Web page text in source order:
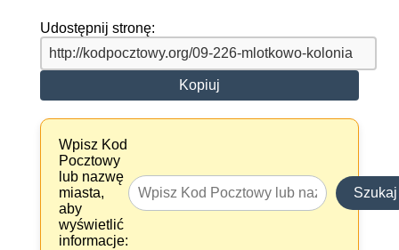
Udostępnij stronę:
Kopiuj
Wpisz Kod
Pocztowy
lub nazwę
miasta,
aby
wyświetlić
informacje:
Szukaj